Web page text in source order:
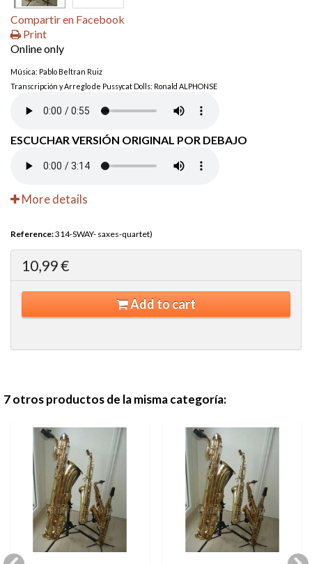
Compartir en Facebook
Print
Online only
Música: Pablo Beltran Ruiz
Transcripción y Arreglo de Pussycat Dolls: Ronald ALPHONSE
ESCUCHAR VERSIÓN ORIGINAL POR DEBAJO
More details
Reference:314-SWAY- saxes-quartet)
10,99 €
Add to cart
7 otros productos de la misma categoría: